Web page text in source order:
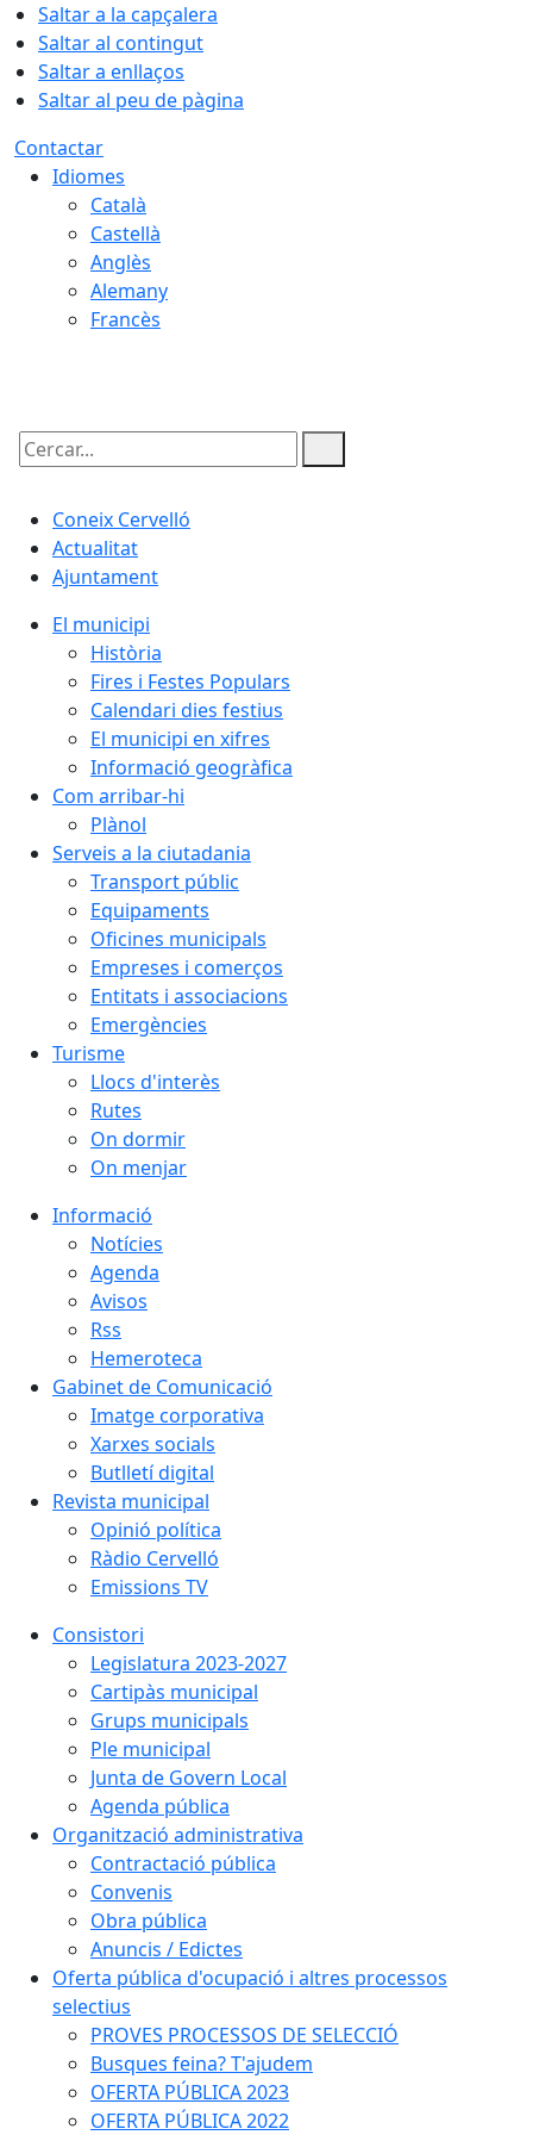
Saltar a la capçalera
Saltar al contingut
Saltar a enllaços
Saltar al peu de pàgina
Contactar
Idiomes
Català
Castellà
Anglès
Alemany
Francès
Cercar:
Coneix Cervelló
Actualitat
Ajuntament
El municipi
Història
Fires i Festes Populars
Calendari dies festius
El municipi en xifres
Informació geogràfica
Com arribar-hi
Plànol
Serveis a la ciutadania
Transport públic
Equipaments
Oficines municipals
Empreses i comerços
Entitats i associacions
Emergències
Turisme
Llocs d'interès
Rutes
On dormir
On menjar
Informació
Notícies
Agenda
Avisos
Rss
Hemeroteca
Gabinet de Comunicació
Imatge corporativa
Xarxes socials
Butlletí digital
Revista municipal
Opinió política
Ràdio Cervelló
Emissions TV
Consistori
Legislatura 2023-2027
Cartipàs municipal
Grups municipals
Ple municipal
Junta de Govern Local
Agenda pública
Organització administrativa
Contractació pública
Convenis
Obra pública
Anuncis / Edictes
Oferta pública d'ocupació i altres processos
selectius
PROVES PROCESSOS DE SELECCIÓ
Busques feina? T'ajudem
OFERTA PÚBLICA 2023
OFERTA PÚBLICA 2022